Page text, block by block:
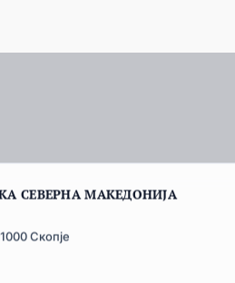
СЕВЕРНА МАКЕДОНИЈА
Скопје